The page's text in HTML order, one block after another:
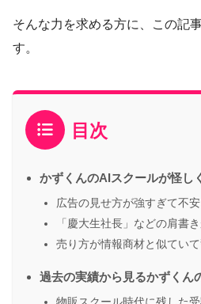
そんな力を求める方に、この記
す。
目次
かずくんのAIスクールが怪し
広告の見せ方が強すぎて不
「慶大生社長」などの肩書
売り方が情報商材と似てい
過去の実績から見るかずくん
物販スクール時代に残した